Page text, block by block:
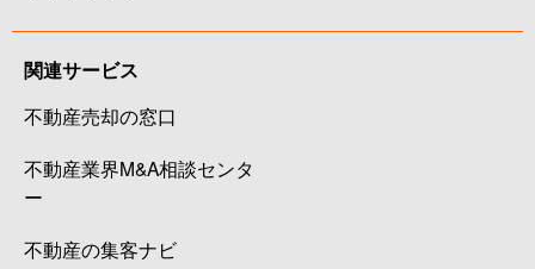
関連サービス
不動産売却の窓口
不動産業界M&A相談センタ
ー
不動産の集客ナビ